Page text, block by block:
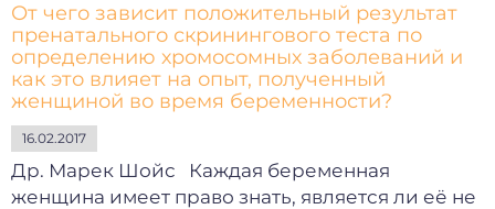
От чего зависит положительный результат
пренатального скринингового теста по
определению хромосомных заболеваний и
как это влияет на опыт, полученный
женщиной во время беременности?
16.02.2017
Др. Марек Шойс Каждая беременная
женщина имеет право знать, является ли её не